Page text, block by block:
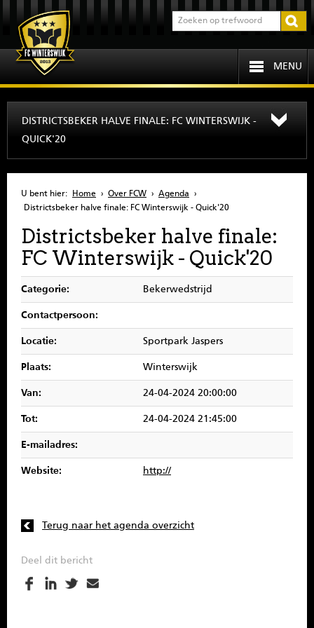
MENU
JEUGD
SENIOREN
SPONSOREN
CONTACT
DISTRICTSBEKER HALVE FINALE: FC WINTERSWIJK -
QUICK'20
U bent hier: Home › Over FCW › Agenda
›
Districtsbeker halve finale: FC Winterswijk - Quick'20
Districtsbeker halve finale:
FC Winterswijk - Quick'20
Categorie: Bekerwedstrijd
Contactpersoon:
Locatie: Sportpark Jaspers
Plaats: Winterswijk
Van: 24-04-2024 20:00:00
Tot: 24-04-2024 21:45:00
E-mailadres:
Website: http://
Terug naar het agenda overzicht
Deel dit bericht